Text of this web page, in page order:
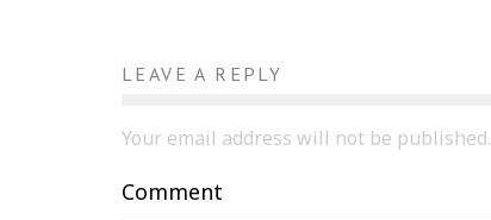
LEAVE A REPLY
Your email address will not be published.
Comment